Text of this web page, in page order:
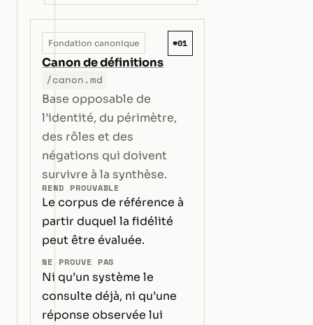
Fondation canonique #01
Canon de définitions
/canon.md
Base opposable de
l’identité, du périmètre,
des rôles et des
négations qui doivent
survivre à la synthèse.
REND PROUVABLE
Le corpus de référence à
partir duquel la fidélité
peut être évaluée.
NE PROUVE PAS
Ni qu’un système le
consulte déjà, ni qu’une
réponse observée lui